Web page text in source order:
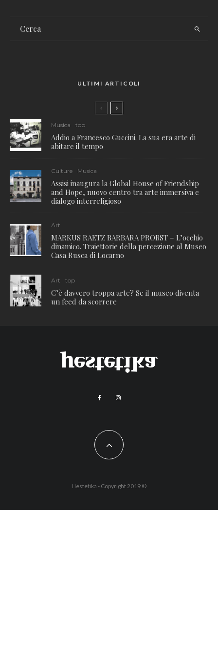
ULTIMI ARTICOLI
Musica top
Addio a Francesco Guccini. La sua era arte di
abitare il tempo
Culture Musica
Assisi inaugura la Global House of Friendship
and Hope, nuovo centro tra arte immersiva e
dialogo interreligioso
Art
MARKUS RAETZ BARBARA PROBST – L’occhio
dinamico. Traiettorie della percezione al Museo
Casa Rusca di Locarno
Art top
C’è davvero troppa arte? Se il museo diventa
un feed da scorrere
Hestetika - Copyright 2019 ©